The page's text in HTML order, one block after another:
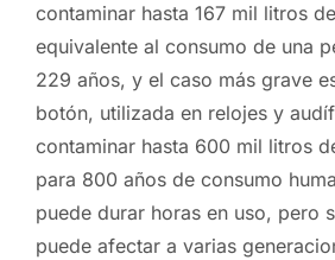
contaminar hasta 167 mil litros
equivalente al consumo de una
229 años, y el caso más grave
botón, utilizada en relojes y
contaminar hasta 600 mil litros
para 800 años de consumo
puede durar horas en uso, pero
puede afectar a varias